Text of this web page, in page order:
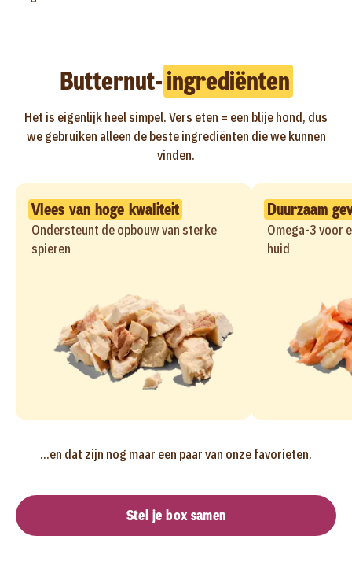
Butternut-ingrediënten
Het is eigenlijk heel simpel. Vers eten = een blije hond, dus
we gebruiken alleen de beste ingrediënten die we kunnen
vinden.
Vlees van hoge kwaliteit
Ondersteunt de opbouw van sterke
spieren
Duurzaam
Omega-3 voor
huid
...en dat zijn nog maar een paar van onze favorieten.
Stel je box samen